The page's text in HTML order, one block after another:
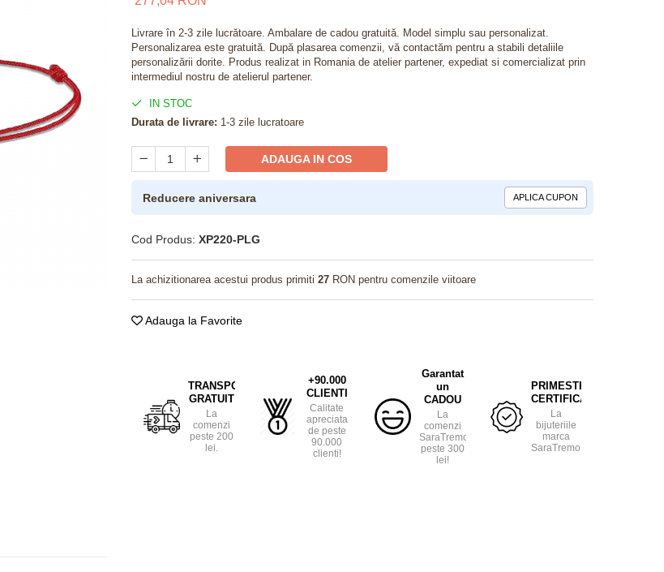
Livrare în 2-3 zile lucrătoare. Ambalare de cadou gratuită. Model simplu sau personalizat.
Personalizarea este gratuită. După plasarea comenzii, vă contactăm pentru a stabili detaliile
personalizării dorite. Produs realizat in Romania de atelier partener, expediat si comercializat prin
intermediul nostru de atelierul partener.
IN STOC
Durata de livrare: 1-3 zile lucratoare
ADAUGA IN COS
Reducere aniversara APLICA CUPON
Cod Produs: XP220-PLG
La achizitionarea acestui produs primiti 27 RON pentru comenzile viitoare
Adauga la Favorite
TRANSPORT
GRATUIT
La
comenzi
peste 200
lei.
+90.000
CLIENTI
Calitate
apreciata
de peste
90.000
clienti!
Garantat
un
CADOU
La
comenzi
SaraTremo
peste 300
lei!
PRIMESTI
CERTIFICAT
La
bijuteriile
marca
SaraTremo.